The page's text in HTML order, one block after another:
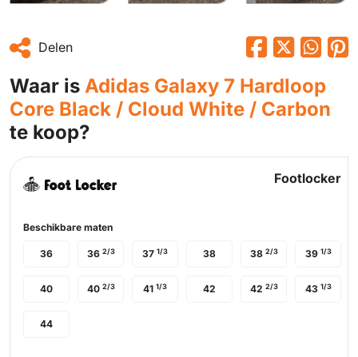
Delen
Waar is Adidas Galaxy 7 Hardloop
Core Black / Cloud White / Carbon
te koop?
Footlocker
Beschikbare maten
39 1/3
40
36 2/3 38
44
41 1/3
40 2/3
37 1/3
36
42 42 2/3
38 2/3
43 1/3